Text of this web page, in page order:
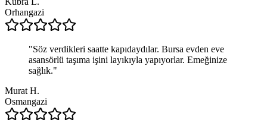
Orhangazi
"Söz verdikleri saatte kapıdaydılar. Bursa evden eve
asansörlü taşıma işini layıkıyla yapıyorlar. Emeğinize
sağlık."
Murat H.
Osmangazi